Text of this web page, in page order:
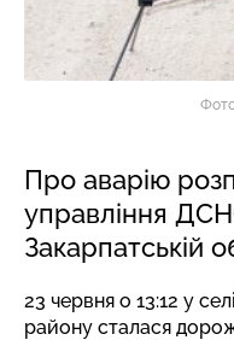
Про аварію
управління
Закарпатській
23 червня о 13:12 у
району сталася